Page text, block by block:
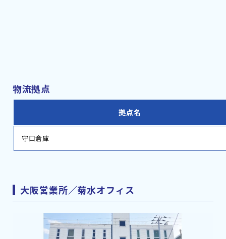
物流拠点
拠点名
守口倉庫
大阪営業所／菊水オフィス